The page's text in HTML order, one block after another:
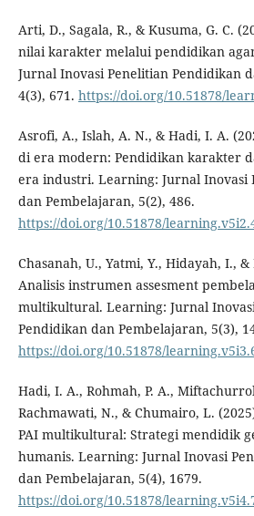
Arti, D., Sagala, R., & Kusuma, G. C.
nilai karakter melalui pendidikan
Jurnal Inovasi Penelitian Pendidikan
4(3), 671. https://doi.org/10.51878/
Asrofi, A., Islah, A. N., & Hadi, I. A.
di era modern: Pendidikan karakter
era industri. Learning: Jurnal Inovasi
dan Pembelajaran, 5(2), 486.
https://doi.org/10.51878/
Chasanah, U., Yatmi, Y., Hidayah, I., &
Analisis instrumen assesment
multikultural. Learning: Jurnal
Pendidikan dan Pembelajaran, 5(3),
https://doi.org/10.51878/
Hadi, I. A., Rohmah, P. A.,
Rachmawati, N., & Chumairo, L.
PAI multikultural: Strategi mendidik
humanis. Learning: Jurnal Inovasi
dan Pembelajaran, 5(4), 1679.
https://doi.org/10.51878/